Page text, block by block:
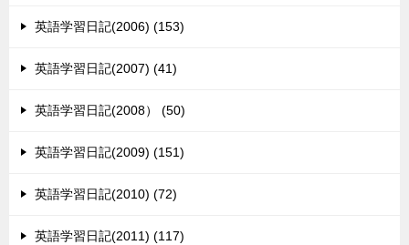
英語学習日記(2006) (153)
英語学習日記(2007) (41)
英語学習日記(2008） (50)
英語学習日記(2009) (151)
英語学習日記(2010) (72)
英語学習日記(2011) (117)